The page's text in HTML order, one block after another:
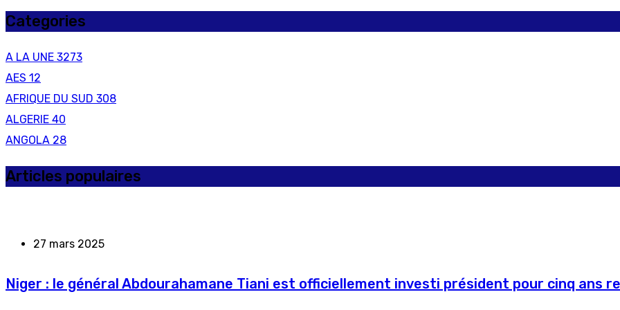
Categories
A LA UNE 3273
AES 12
AFRIQUE DU SUD 308
ALGERIE 40
ANGOLA 28
Articles populaires
27 mars 2025
Niger : le général Abdourahamane Tiani est officiellement investi président pour cinq ans